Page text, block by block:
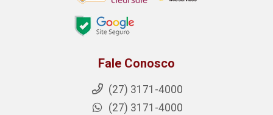
Fale Conosco
(27) 3171-4000
(27) 3171-4000